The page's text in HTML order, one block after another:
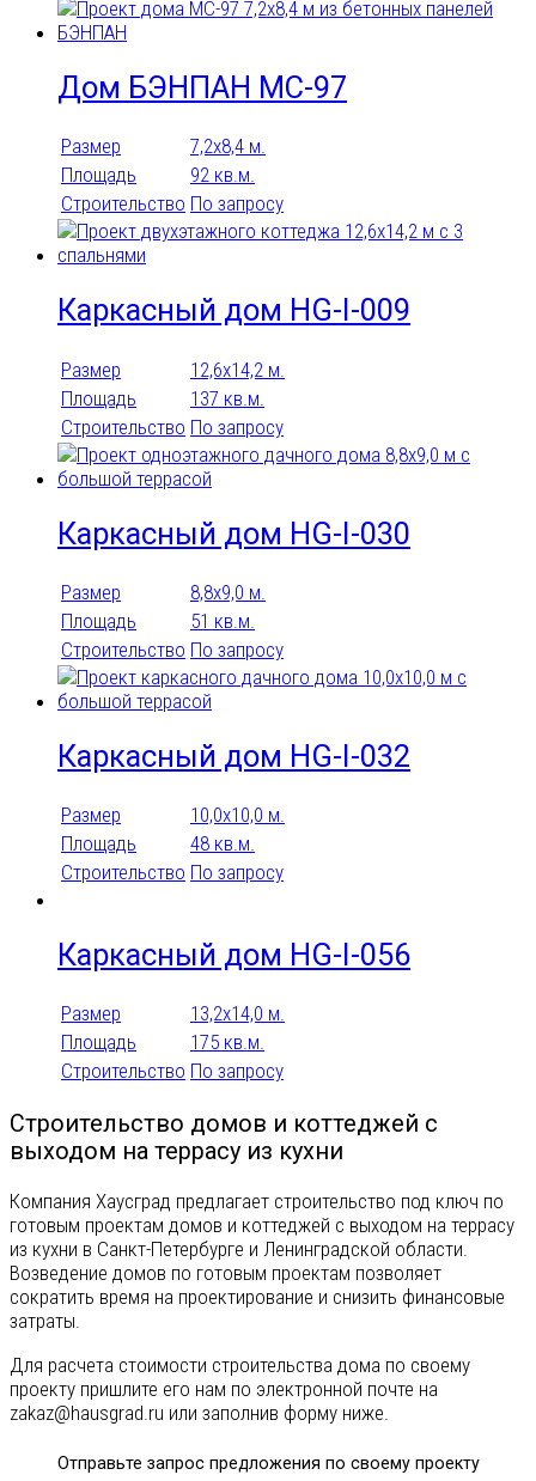
Дом БЭНПАН МС-97
Размер
7,2х8,4 м.
Площадь
92 кв.м.
Строительство По запросу
Каркасный дом HG-I-009
Размер
12,6x14,2 м.
Площадь
137 кв.м.
Строительство По запросу
Каркасный дом HG-I-030
Размер
8,8x9,0 м.
Площадь
51 кв.м.
Строительство По запросу
Каркасный дом HG-I-032
Размер
10,0x10,0 м.
Площадь
48 кв.м.
Строительство По запросу
Каркасный дом HG-I-056
Размер
13,2x14,0 м.
Площадь
175 кв.м.
Строительство По запросу
Строительство домов и коттеджей с
выходом на террасу из кухни
Компания Хаусград предлагает строительство под ключ по
готовым проектам домов и коттеджей с выходом на террасу
из кухни в Санкт-Петербурге и Ленинградской области.
Возведение домов по готовым проектам позволяет
сократить время на проектирование и снизить финансовые
затраты.
Для расчета стоимости строительства дома по своему
проекту пришлите его нам по электронной почте на
zakaz@hausgrad.ru или заполнив форму ниже.
Отправьте запрос предложения по своему проекту